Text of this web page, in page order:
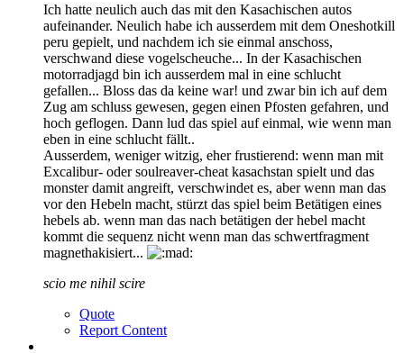
Ich hatte neulich auch das mit den Kasachischen autos
aufeinander. Neulich habe ich ausserdem mit dem Oneshotkill
peru gepielt, und nachdem ich sie einmal anschoss,
verschwand diese vogelscheuche... In der Kasachischen
motorradjagd bin ich ausserdem mal in eine schlucht
gefallen... Bloss das da keine war! und zwar bin ich auf dem
Zug am schluss gewesen, gegen einen Pfosten gefahren, und
hoch geflogen. Dann lud das spiel auf einmal, wie wenn man
eben in eine schlucht fällt..
Ausserdem, weniger witzig, eher frustierend: wenn man mit
Excalibur- oder soulreaver-cheat kasachstan spielt und das
monster damit angreift, verschwindet es, aber wenn man das
vor den Hebeln macht, stürzt das spiel beim Betätigen eines
hebels ab. wenn man das nach betätigen der hebel macht
kommt die sequenz nicht wenn man das schwertfragment
magnethakisiert...
scio me nihil scire
Quote
Report Content